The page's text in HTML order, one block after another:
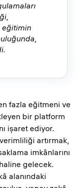
eğitimin
fazla eğitmeni ve
bir platform
işaret ediyor.
artırmak,
imkânlarını
gelecek.
alanındaki